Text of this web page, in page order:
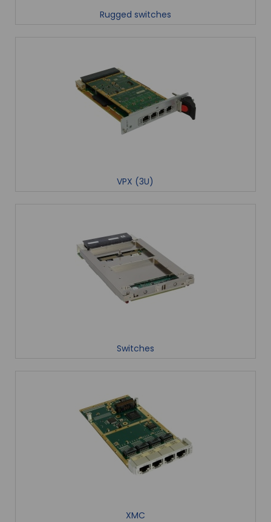
Rugged switches
VPX (3U)
Switches
XMC